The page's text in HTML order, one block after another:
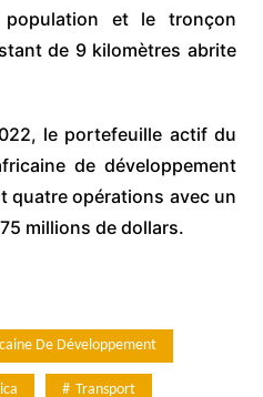
et le tronçon
de 9 kilomètres abrite
le portefeuille actif du
de développement
quatre opérations avec un
millions de dollars.
De Développement
Transport